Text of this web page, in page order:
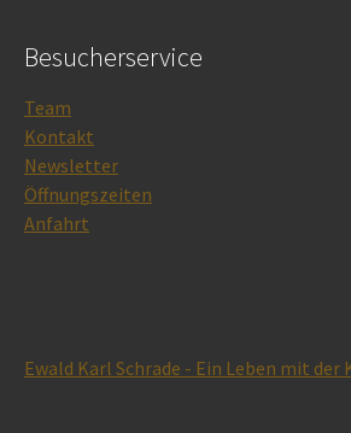
Besucherservice
Team
Kontakt
Newsletter
Öffnungszeiten
Anfahrt
Ewald Karl Schrade - Ein Leben mit der